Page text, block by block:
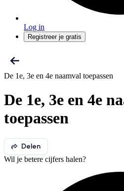
Log in
Registreer je gratis
De 1e, 3e en 4e naamval toepassen
De 1e, 3e en 4e
toepassen
Delen
Wil je betere cijfers halen?